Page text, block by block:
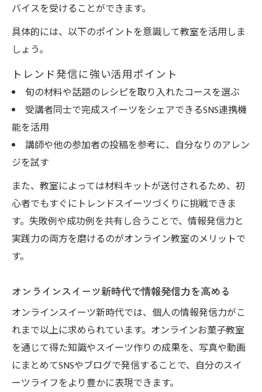
バイスを受けることができます。
具体的には、以下のポイントを意識して教室を活用しま
しょう。
トレンド発信に強い活用ポイント
旬の材料や話題のレシピを取り入れたコースを選ぶ
受講者同士で完成スイーツをシェアできるSNS連携機
能を活用
講師や他の参加者の投稿を参考に、自分なりのアレン
ジを試す
また、教室によっては材料キットが送付されるため、初
心者でもすぐにトレンドスイーツづくりに挑戦できま
す。失敗例や成功例を共有し合うことで、情報発信力と
実践力の両方を磨けるのがオンライン教室のメリットで
す。
オンラインスイーツ新時代で情報発信力を高める
オンラインスイーツ新時代では、個人の情報発信力がこ
れまで以上に求められています。オンラインお菓子教室
を通じて得た知識やスイーツ作りの成果を、写真や動画
にまとめてSNSやブログで発信することで、自分のスイ
ーツライフをより豊かに表現できます。